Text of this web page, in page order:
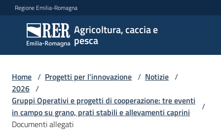
Vai al contenuto
Vai alla navigazione
Vai al footer
Regione Emilia-Romagna
Agricoltura, caccia e
pesca
Agricoltura,
caccia e
pesca
Argomenti
Home / Progetti per l'innovazione / Notizie /
2026 /
Gruppi Operativi e progetti di cooperazione: tre eventi
in campo su grano, prati stabili e allevamenti caprini
/
Documenti allegati